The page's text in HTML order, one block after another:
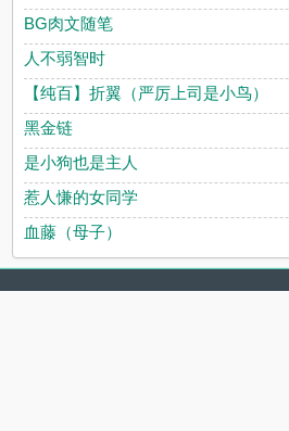
BG肉文随笔
人不弱智时
【纯百】折翼（严厉上司是小鸟）
黑金链
是小狗也是主人
惹人慊的女同学
血藤（母子）